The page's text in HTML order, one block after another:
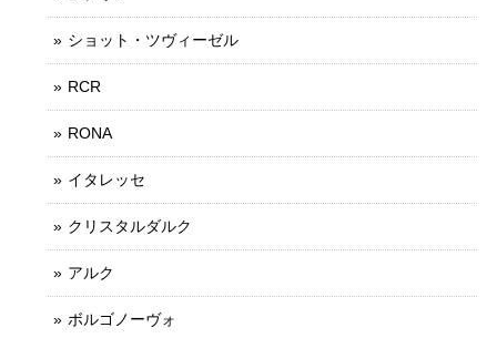
ショット・ツヴィーゼル
RCR
RONA
イタレッセ
クリスタルダルク
アルク
ボルゴノーヴォ